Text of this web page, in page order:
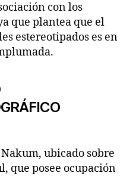
con los
que plantea que el
estereotipados es en
ubicado sobre
que posee ocupación